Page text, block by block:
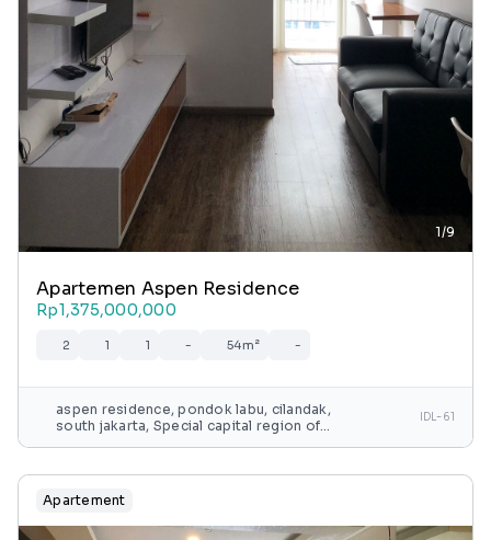
1/9
Apartemen Aspen Residence
Rp1,375,000,000
2 1 1 - 54m² -
aspen residence, pondok labu, cilandak,
south jakarta, Special capital region of
IDL-61
Apartement